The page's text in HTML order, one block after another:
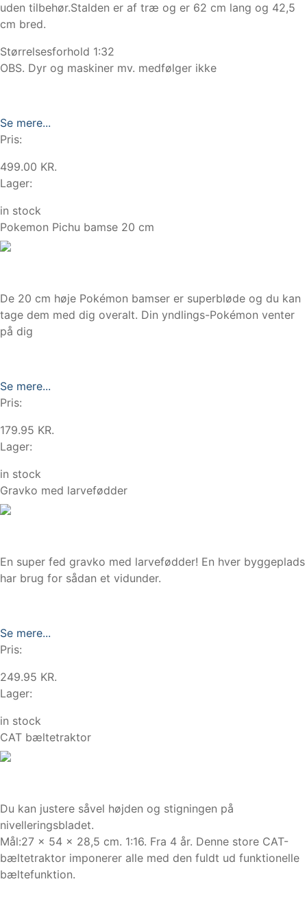
uden tilbehør.Stalden er af træ og er 62 cm lang og 42,5
cm bred.
Størrelsesforhold 1:32
OBS. Dyr og maskiner mv. medfølger ikke
Se mere...
Pris:
499.00 KR.
Lager:
in stock
Pokemon Pichu bamse 20 cm
De 20 cm høje Pokémon bamser er superbløde og du kan
tage dem med dig overalt. Din yndlings-Pokémon venter
på dig
Se mere...
Pris:
179.95 KR.
Lager:
in stock
Gravko med larvefødder
En super fed gravko med larvefødder! En hver byggeplads
har brug for sådan et vidunder.
Se mere...
Pris:
249.95 KR.
Lager:
in stock
CAT bæltetraktor
Du kan justere såvel højden og stigningen på
nivelleringsbladet.
Mål:27 x 54 x 28,5 cm. 1:16. Fra 4 år. Denne store CAT-
bæltetraktor imponerer alle med den fuldt ud funktionelle
bæltefunktion.